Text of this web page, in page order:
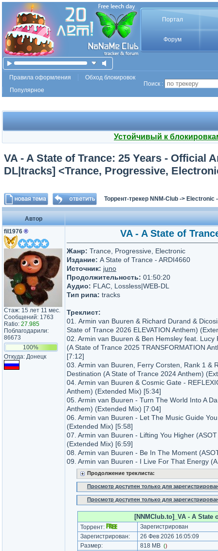
Портал
Форум
Правила оформления
Обход блокировок
Популярное
Поиск :
Устойчивый к
VA - A State of Trance: 25 Years - Official
DL|tracks] <Trance, Progressive,
Торрент-трекер NNM-Club -> Electronic
Автор
fil1976 ®
Стаж: 15 лет 11 мес.
Сообщений: 1763
Ratio: 27.985
Поблагодарили:
86673
100%
Откуда: Донецк
VA - A State of
Жанр: Trance, Progressive, Electronic
Издание: A State of Trance - ARDI4660
Источник: juno
Продолжительность: 01:50:20
Аудио: FLAC, Lossless|WEB-DL
Тип рипа: tracks
Треклист:
01. Armin van Buuren & Richard Durand &
State of Trance 2026 ELEVATION Anthem)
02. Armin van Buuren & Ben Hemsley feat. Lucy
(A State of Trance 2025 TRANSFORMATION
[7:12]
03. Armin van Buuren, Ferry Corsten, Rank 1 &
Destination (A State of Trance 2024 Anthem)
04. Armin van Buuren & Cosmic Gate -
Anthem) (Extended Mix) [5:34]
05. Armin van Buuren - Turn The World Into A
Anthem) (Extended Mix) [7:04]
06. Armin van Buuren - Let The Music Guide
(Extended Mix) [5:58]
07. Armin van Buuren - Lifting You Higher
(Extended Mix) [6:59]
08. Armin van Buuren - Be In The Moment
09. Armin van Buuren - I Live For That Energy
Продолжение треклиста:
Просмотр доступен только для
Просмотр доступен только для
[NNMClub.to]_VA - A State
Торрент:
Зарегистрирован
Зарегистрирован:
26 Фев 2026 16:05:09
Размер:
818 MB ()